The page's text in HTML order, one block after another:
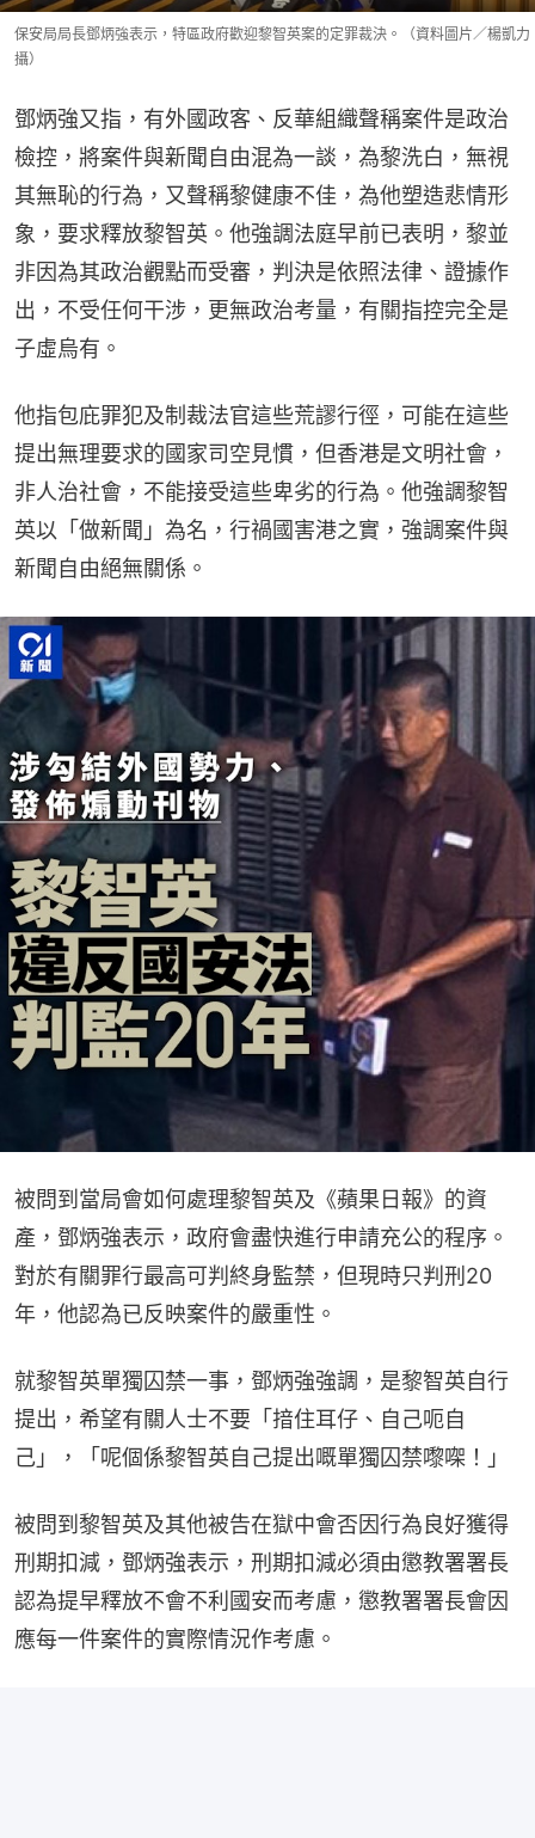
保安局局長鄧炳強表示，特區政府歡迎黎智英案的定罪裁決。（資料圖片／楊凱力
攝）
鄧炳強又指，有外國政客、反華組織聲稱案件是政治
檢控，將案件與新聞自由混為一談，為黎洗白，無視
其無恥的行為，又聲稱黎健康不佳，為他塑造悲情形
象，要求釋放黎智英。他強調法庭早前已表明，黎並
非因為其政治觀點而受審，判決是依照法律、證據作
出，不受任何干涉，更無政治考量，有關指控完全是
子虛烏有。
他指包庇罪犯及制裁法官這些荒謬行徑，可能在這些
提出無理要求的國家司空見慣，但香港是文明社會，
非人治社會，不能接受這些卑劣的行為。他強調黎智
英以「做新聞」為名，行禍國害港之實，強調案件與
新聞自由絕無關係。
被問到當局會如何處理黎智英及《蘋果日報》的資
產，鄧炳強表示，政府會盡快進行申請充公的程序。
對於有關罪行最高可判終身監禁，但現時只判刑20
年，他認為已反映案件的嚴重性。
就黎智英單獨囚禁一事，鄧炳強強調，是黎智英自行
提出，希望有關人士不要「揞住耳仔、自己呃自
己」，「呢個係黎智英自己提出嘅單獨囚禁嚟㗎！」
被問到黎智英及其他被告在獄中會否因行為良好獲得
刑期扣減，鄧炳強表示，刑期扣減必須由懲教署署長
認為提早釋放不會不利國安而考慮，懲教署署長會因
應每一件案件的實際情況作考慮。